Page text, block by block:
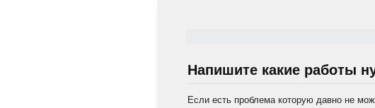
Напишите какие работы
Если есть проблема которую давно не